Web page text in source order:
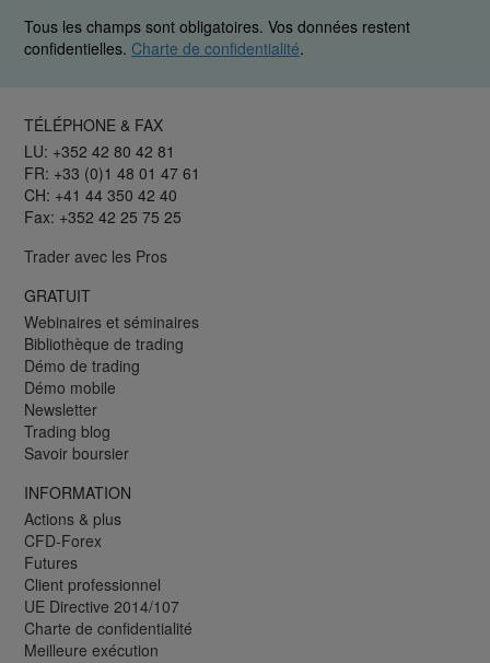
Tous les champs sont obligatoires. Vos données restent
confidentielles. Charte de confidentialité.
TÉLÉPHONE & FAX
LU: +352 42 80 42 81
FR: +33 (0)1 48 01 47 61
CH: +41 44 350 42 40
Fax: +352 42 25 75 25
Trader avec les Pros
GRATUIT
Webinaires et séminaires
Bibliothèque de trading
Démo de trading
Démo mobile
Newsletter
Trading blog
Savoir boursier
INFORMATION
Actions & plus
CFD-Forex
Futures
Client professionnel
UE Directive 2014/107
Charte de confidentialité
Meilleure exécution